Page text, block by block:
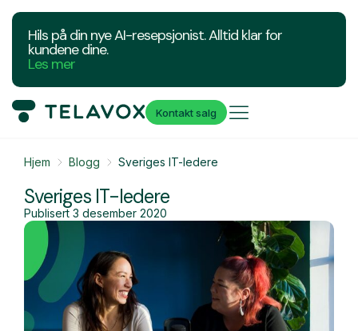
Hils på din nye AI-resepsjonist. Alltid klar for
kundene dine.
Les mer
Kontakt salg
Hjem Blogg Sveriges IT-ledere
Sveriges IT-ledere
Publisert 3 desember 2020